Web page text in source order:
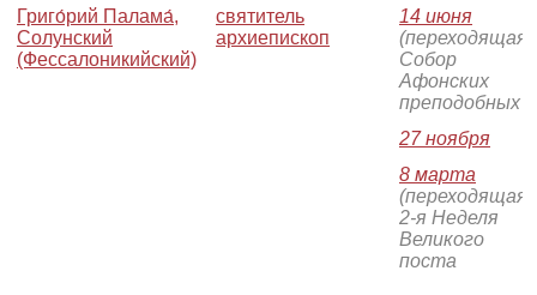
Григо́рий Палама́,
Солунский
(Фессалоникийский)
святитель
архиепископ
14 июня
(переходящая)
Собор
Афонских
преподобных
27 ноября
8 марта
(переходящая)
2-я Неделя
Великого
поста